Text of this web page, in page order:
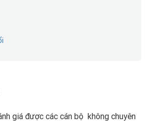
giá được các cán bộ không chuyên